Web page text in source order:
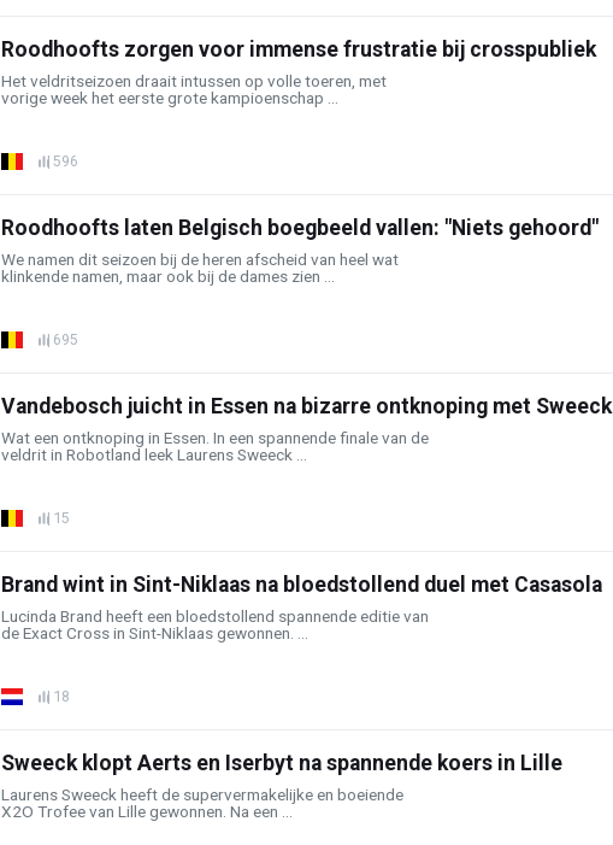
Roodhoofts zorgen voor immense frustratie bij crosspubliek
Het veldritseizoen draait intussen op volle toeren, met
vorige week het eerste grote kampioenschap ...
596
Roodhoofts laten Belgisch boegbeeld vallen: "Niets gehoord"
We namen dit seizoen bij de heren afscheid van heel wat
klinkende namen, maar ook bij de dames zien ...
695
Vandebosch juicht in Essen na bizarre ontknoping met Sweeck
Wat een ontknoping in Essen. In een spannende finale van de
veldrit in Robotland leek Laurens Sweeck ...
15
Brand wint in Sint-Niklaas na bloedstollend duel met Casasola
Lucinda Brand heeft een bloedstollend spannende editie van
de Exact Cross in Sint-Niklaas gewonnen. ...
18
Sweeck klopt Aerts en Iserbyt na spannende koers in Lille
Laurens Sweeck heeft de supervermakelijke en boeiende
X2O Trofee van Lille gewonnen. Na een ...